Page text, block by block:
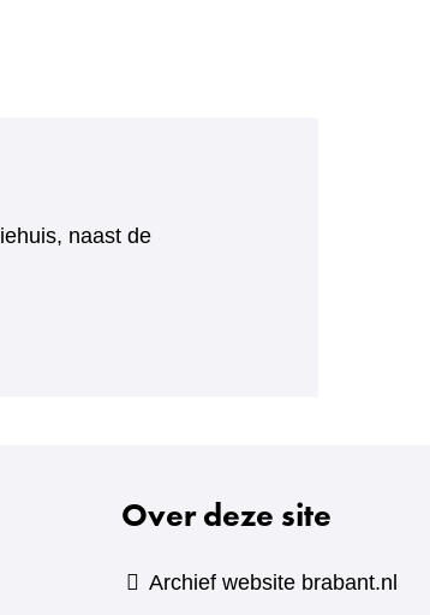
naast de
Over deze site
Archief website brabant.nl